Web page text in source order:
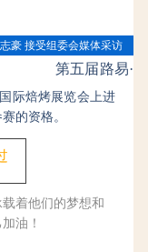
豪 接受组委会媒体采访
届路易·乐
赛区
际焙烤展览会上进
的资格。
着他们的梦想和
油！